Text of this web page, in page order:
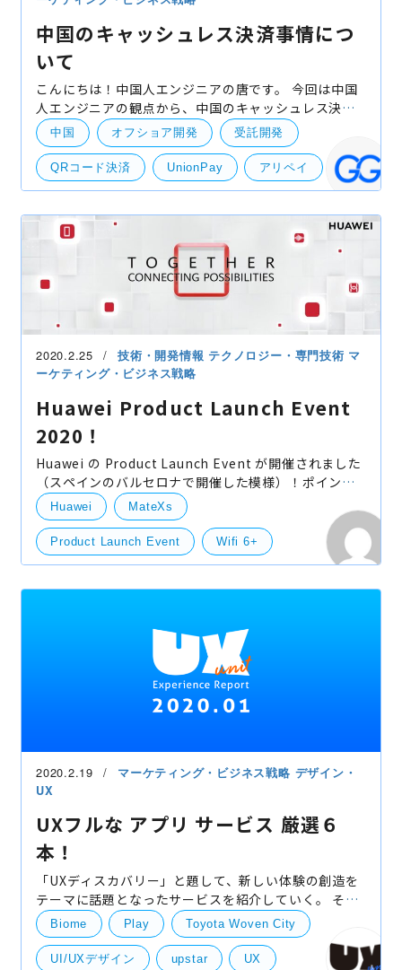
中国のキャッシュレス決済事情につ
いて
こんにちは！中国人エンジニアの唐です。 今回は中国
人エンジニアの観点から、中国のキャッシュレス決済
事情について紹介致します！ キャッシュレス決済と
は、クレジットカードや電子マネー、口座振替を利用
して、
中国 オフショア開発 受託開発
QRコード決済 UnionPay アリペイ
スマホ決済
Andoroid 競合情報・他社事例
2020.2.25 技術・開発情報 テクノロジー・専門技術 マ
ーケティング・ビジネス戦略
Huawei Product Launch Event
2020！
Huawei の Product Launch Event が開催されました
（スペインのバルセロナで開催した模様）！ポイント
だけ絞っていくつか紹介します。
Google/Apple/Microsoftなど名だたる企業が並ぶ
中、世界第５位のR&Dコスト
Huawei MateXs
Product Launch Event Wifi 6+
2020.2.19 マーケティング・ビジネス戦略 デザイン・
UX
UXフルな アプリ サービス 厳選６
本！
「UXディスカバリー」と題して、新しい体験の創造を
テーマに話題となったサービスを紹介していく。 それ
ではスタートだ！ モバイルオーダー(マクドナルド)
モバイルオーダー 究極のファストフ
Biome Play Toyota Woven City
UI/UXデザイン upstar UX